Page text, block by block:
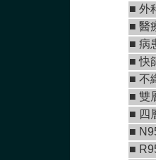
■ 外
■ 醫
■ 病
■ 快
■ 不
■ 雙
■ 四
■
■